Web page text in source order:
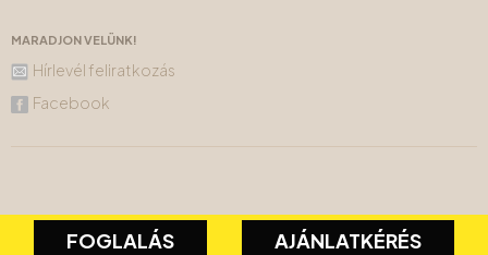
MARADJON VELÜNK!
Hírlevél feliratkozás
Facebook
FOGLALÁS AJÁNLATKÉRÉS